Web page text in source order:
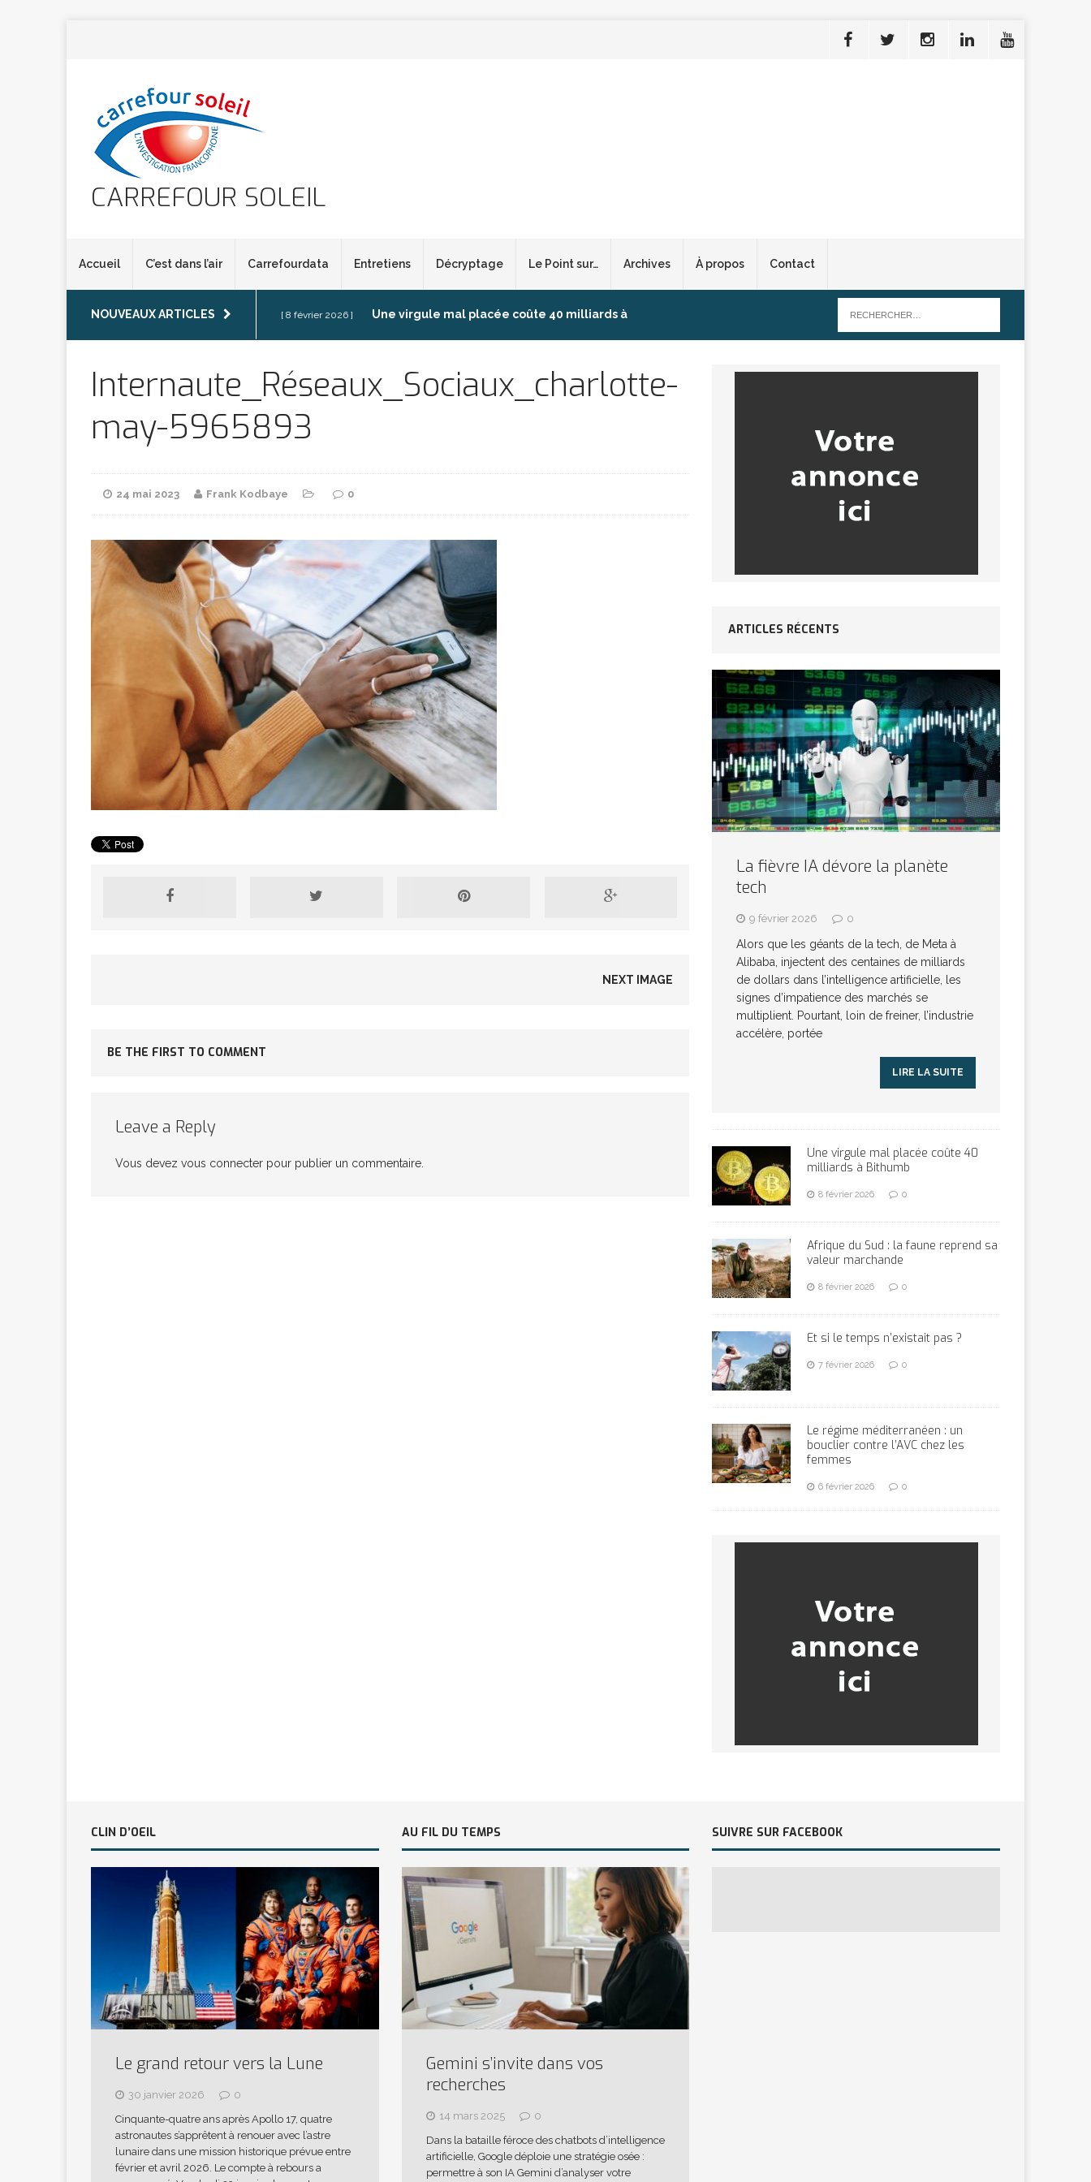
CARREFOUR SOLEIL
Accueil C’est dans l’air Carrefourdata Entretiens Décryptage Le Point sur… Archives À propos Contact
NOUVEAUX ARTICLES [ 8 février 2026 ] Une virgule mal placée coûte 40 milliards à
[ 8 février 2026 ]
[ 7 février 2026 ] Et si le temps n’existait pas ? ARTICLES RÉÇENTS
[ 6 février 2026 ] Le régime méditerranéen : un bouclier contre
l’AVC chez les femmes ARTICLES RÉÇENTS
[ 5 février 2026 ] Énergie solaire : l’Afrique passe de la pénurie à
l’ambition ARTICLES RÉÇENTS
[ 2 février 2026 ] Washington refuse de payer et met l’ONU en péril
[ 9 février 2026 ] La fièvre IA dévore la planète tech
Internaute_Réseaux_Sociaux_charlotte-
may-5965893
24 mai 2023 Frank Kodbaye 0
NEXT IMAGE
BE THE FIRST TO COMMENT
Leave a Reply
Vous devez vous connecter pour publier un commentaire.
ARTICLES RÉCENTS
La fièvre IA dévore la planète
tech
9 février 2026 0
Alors que les géants de la tech, de Meta à
Alibaba, injectent des centaines de milliards
de dollars dans l’intelligence artificielle, les
signes d’impatience des marchés se
multiplient. Pourtant, loin de freiner, l’industrie
accélère, portée
LIRE LA SUITE
Une virgule mal placée coûte 40
milliards à Bithumb
8 février 2026 0
Afrique du Sud : la faune reprend sa
valeur marchande
8 février 2026 0
Et si le temps n’existait pas ?
7 février 2026 0
Le régime méditerranéen : un
bouclier contre l’AVC chez les
femmes
6 février 2026 0
CLIN D’OEIL
Le grand retour vers la Lune
30 janvier 2026
0
Cinquante-quatre ans après Apollo 17, quatre
astronautes s’apprêtent à renouer avec l’astre
lunaire dans une mission historique prévue entre
février et avril 2026. Le compte à rebours a
AU FIL DU TEMPS
Gemini s’invite dans vos
recherches
14 mars 2025
0
Dans la bataille féroce des chatbots d’intelligence
artificielle, Google déploie une stratégie osée :
permettre à son IA Gemini d’analyser votre
SUIVRE SUR FACEBOOK